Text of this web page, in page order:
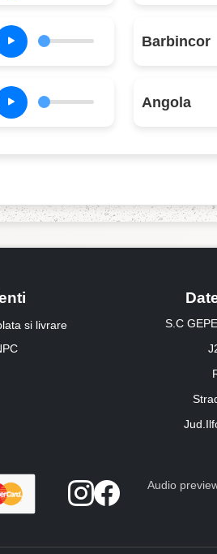
Barbincor
Angola
si livrare
S.C
Audio